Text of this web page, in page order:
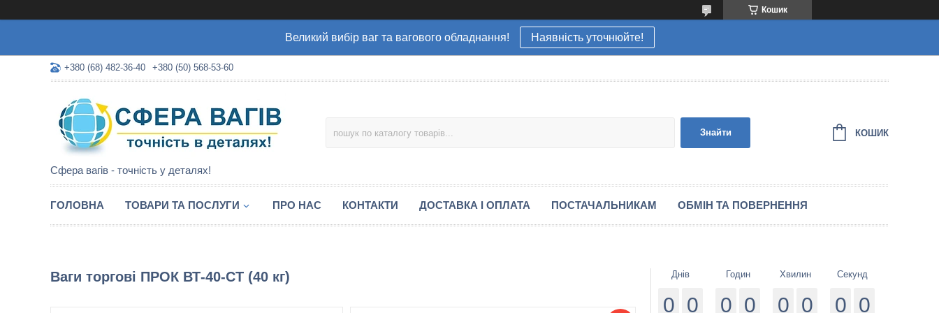
Кошик
Великий вибір ваг та вагового обладнання! Наявність уточнюйте!
+380 (68) 482-36-40 +380 (50) 568-53-60
Сфера вагів - точність у деталях!
Знайти КОШИК
ГОЛОВНА ТОВАРИ ТА ПОСЛУГИ ПРО НАС КОНТАКТИ ДОСТАВКА І ОПЛАТА ПОСТАЧАЛЬНИКАМ ОБМІН ТА ПОВЕРНЕННЯ
Ваги торгові ПРОК ВТ-40-СТ (40 кг) Днів
0 0
Годин
0 0
Хвилин
0 0
Секунд
0 0